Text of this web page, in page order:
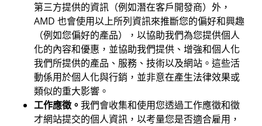
第三方提供的資訊（例如潛在客戶開發商）外，
AMD 也會使用以上所列資訊來推斷您的偏好和興趣
（例如您偏好的產品），以協助我們為您提供個人
化的內容和優惠，並協助我們提供、增強和個人化
我們所提供的產品、服務、技術以及網站。這些活
動係用於個人化與行銷，並非意在產生法律效果或
類似的重大影響。
工作應徵。 我們會收集和使用您透過工作應徵和徵
才網站提交的個人資訊，以考量您是否適合雇用，